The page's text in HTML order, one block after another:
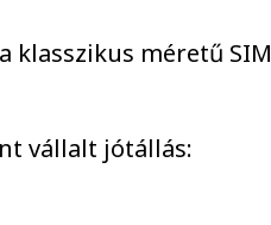
klasszikus méretű SIM
vállalt jótállás: